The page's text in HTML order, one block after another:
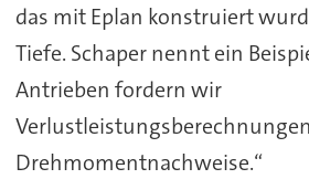
das mit Eplan konstruiert
Tiefe. Schaper nennt ein
Antrieben fordern wir
Drehmomentnachweise.“